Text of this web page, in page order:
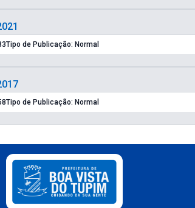
783
Tipo de Publicação: Normal
258
Tipo de Publicação: Normal